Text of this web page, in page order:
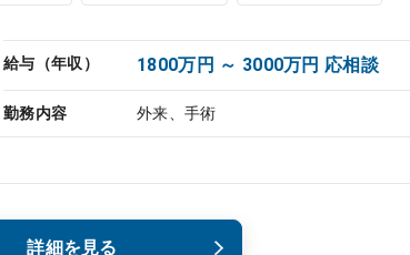
給与（年収） 1800万円 ～ 3000万円 応相談
勤務内容 外来、手術
詳細を見る